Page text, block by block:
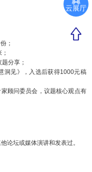
；
分享；
洞见》，入选后获得1000元稿
顾问委员会，议题核心观点有
论坛或媒体演讲和发表过。
云展厅